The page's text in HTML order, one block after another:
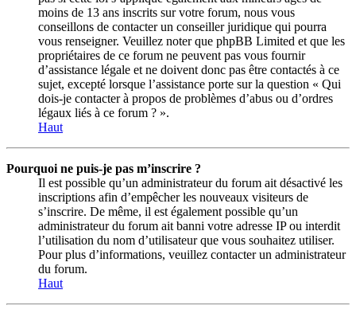
moins de 13 ans inscrits sur votre forum, nous vous
conseillons de contacter un conseiller juridique qui pourra
vous renseigner. Veuillez noter que phpBB Limited et que les
propriétaires de ce forum ne peuvent pas vous fournir
d’assistance légale et ne doivent donc pas être contactés à ce
sujet, excepté lorsque l’assistance porte sur la question « Qui
dois-je contacter à propos de problèmes d’abus ou d’ordres
légaux liés à ce forum ? ».
Haut
Pourquoi ne puis-je pas m’inscrire ?
Il est possible qu’un administrateur du forum ait désactivé les
inscriptions afin d’empêcher les nouveaux visiteurs de
s’inscrire. De même, il est également possible qu’un
administrateur du forum ait banni votre adresse IP ou interdit
l’utilisation du nom d’utilisateur que vous souhaitez utiliser.
Pour plus d’informations, veuillez contacter un administrateur
du forum.
Haut